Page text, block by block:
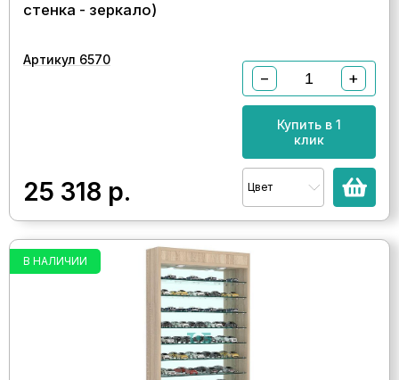
стенка - зеркало)
Артикул 6570
25 318 р.
− +
Купить в 1
клик
Цвет
В НАЛИЧИИ